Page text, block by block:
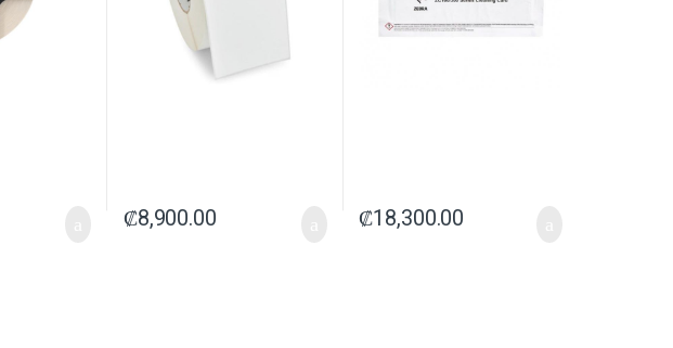
₡8,900.00 ₡18,300.00